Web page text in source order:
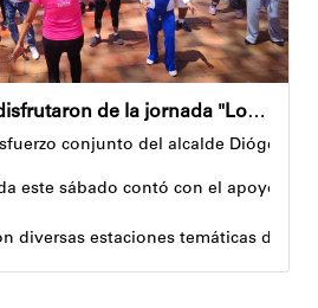
Adultos mayores disfrutaron de la jornada "Los abuelos ríen, Venezuela ríe"
conjunto del alcalde
este sábado contó con el apoyo
diversas estaciones temáticas